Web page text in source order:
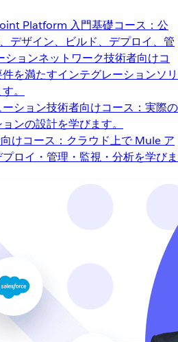
Platform 入門基礎コース：公
デザイン、ビルド、デプロイ、管
ションネットワーク技術者向けコ
を満たすインテグレーションソリ
。
ション技術者向けコース：実際の
ンの設計を学びます。
けコース：クラウド上で Mule ア
ロイ・管理・監視・分析を学びま